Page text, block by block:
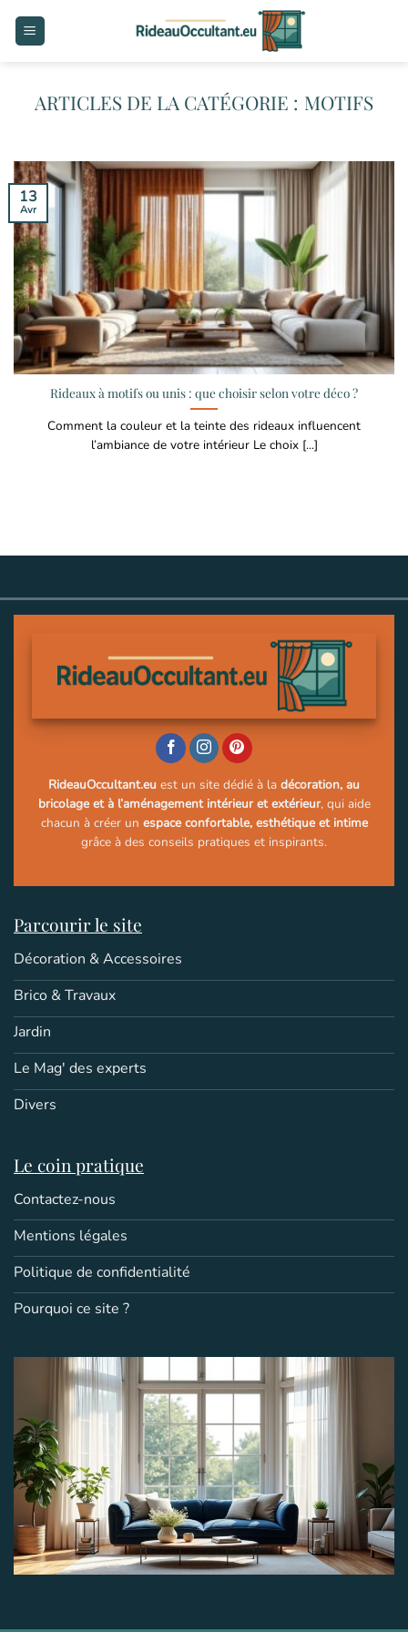
MOTIFS
Rideaux à motifs ou unis : que choisir selon votre déco ?
Comment la couleur et la teinte des rideaux influencent
l’ambiance de votre intérieur Le choix [...]
13
Avr
RideauOccultant.eu est un site dédié à la décoration, au
bricolage et à l’aménagement intérieur et extérieur, qui aide
chacun à créer un espace confortable, esthétique et intime
grâce à des conseils pratiques et inspirants.
Parcourir le site
Décoration & Accessoires
Brico & Travaux
Jardin
Le Mag' des experts
Divers
Le coin pratique
Contactez-nous
Mentions légales
Politique de confidentialité
Pourquoi ce site ?